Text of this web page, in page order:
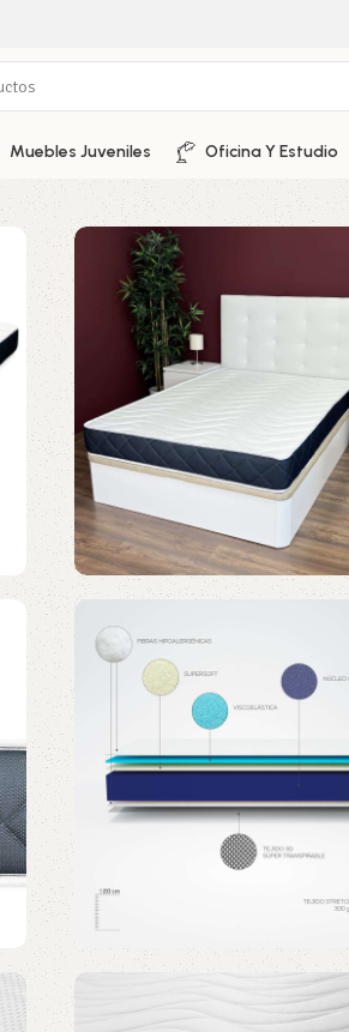
Muebles Juveniles Oficina Y Estudio